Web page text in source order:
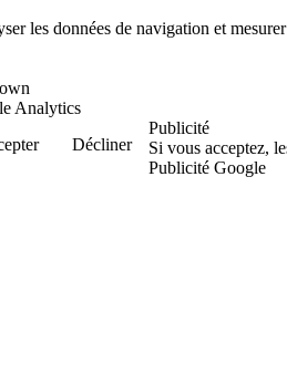
les données de navigation et
Analytics
Décliner
Publicité
Si vous acceptez,
Publicité Google